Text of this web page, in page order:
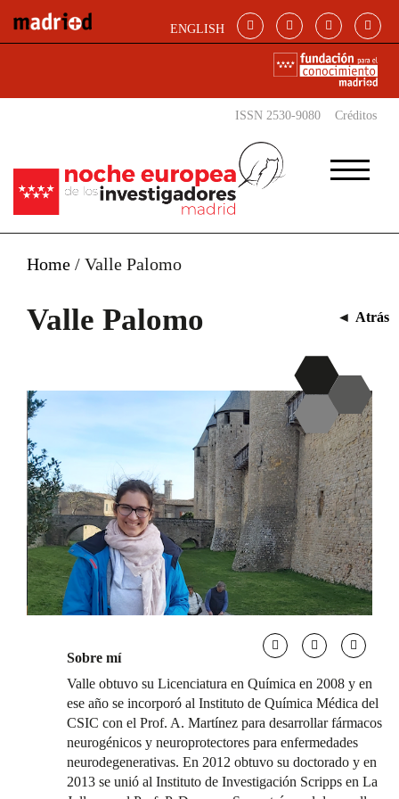
ENGLISH
ISSN 2530-9080 Créditos
Home / Valle Palomo
Valle Palomo ◄ Atrás
Sobre mí
Valle obtuvo su Licenciatura en Química en 2008 y en
ese año se incorporó al Instituto de Química Médica del
CSIC con el Prof. A. Martínez para desarrollar fármacos
neurogénicos y neuroprotectores para enfermedades
neurodegenerativas. En 2012 obtuvo su doctorado y en
2013 se unió al Instituto de Investigación Scripps en La